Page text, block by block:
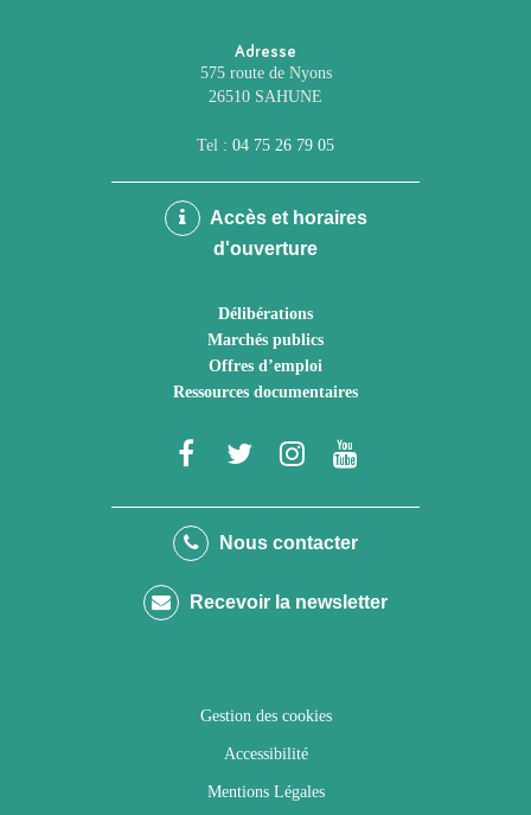
Adresse
575 route de Nyons
26510 SAHUNE
Tel : 04 75 26 79 05
Accès et horaires
d'ouverture
Délibérations
Marchés publics
Offres d’emploi
Ressources documentaires
Lien
le
Facebook
Lien
le
Twitter
Lien
le
Instagram
Youtube
Nous contacter
Recevoir la newsletter
Gestion des cookies
Accessibilité
Mentions Légales